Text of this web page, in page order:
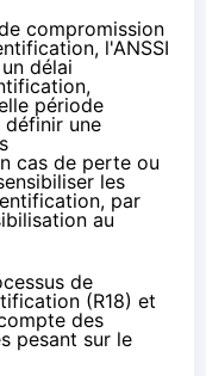
compromission
l'ANSSI
délai
période
définir une
cas de perte ou
les
par
au
de
(R18) et
des
pesant sur le